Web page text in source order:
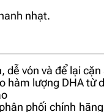
nhạt.
dễ vón và để lại cặn
hàm lượng DHA từ
phối chính